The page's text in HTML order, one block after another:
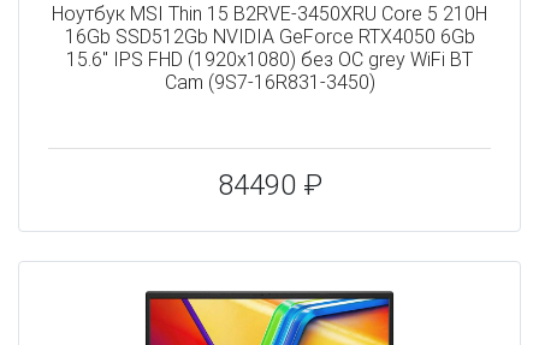
Ноутбук MSI Thin 15 B2RVE-3450XRU Core 5 210H
16Gb SSD512Gb NVIDIA GeForce RTX4050 6Gb
15.6" IPS FHD (1920x1080) без ОС grey WiFi BT
Cam (9S7-16R831-3450)
84490 ₽